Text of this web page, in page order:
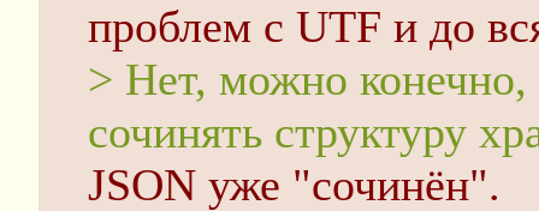
проблем с UTF и до
> Нет, можно конечно,
сочинять структуру
JSON уже "сочинён".